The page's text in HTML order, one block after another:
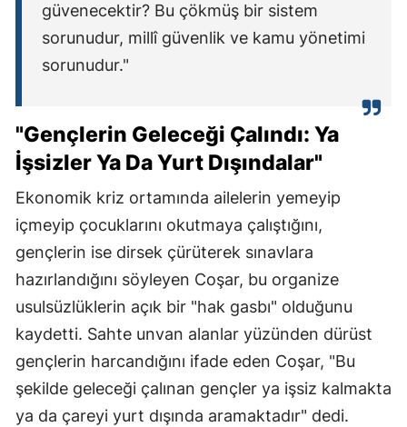
güvenecektir? Bu çökmüş bir sistem
sorunudur, millî güvenlik ve kamu yönetimi
sorunudur."
"Gençlerin Geleceği Çalındı: Ya
İşsizler Ya Da Yurt Dışındalar"
Ekonomik kriz ortamında ailelerin yemeyip
içmeyip çocuklarını okutmaya çalıştığını,
gençlerin ise dirsek çürüterek sınavlara
hazırlandığını söyleyen Coşar, bu organize
usulsüzlüklerin açık bir "hak gasbı" olduğunu
kaydetti. Sahte unvan alanlar yüzünden dürüst
gençlerin harcandığını ifade eden Coşar, "Bu
şekilde geleceği çalınan gençler ya işsiz kalmakta
ya da çareyi yurt dışında aramaktadır" dedi.